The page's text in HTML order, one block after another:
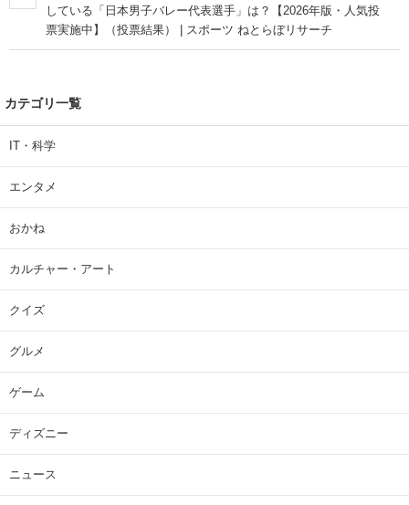
している「日本男子バレー代表選手」は？【2026年版・人気投
票実施中】（投票結果） | スポーツ ねとらぼリサーチ
カテゴリ一覧
IT・科学
エンタメ
おかね
カルチャー・アート
クイズ
グルメ
ゲーム
ディズニー
ニュース